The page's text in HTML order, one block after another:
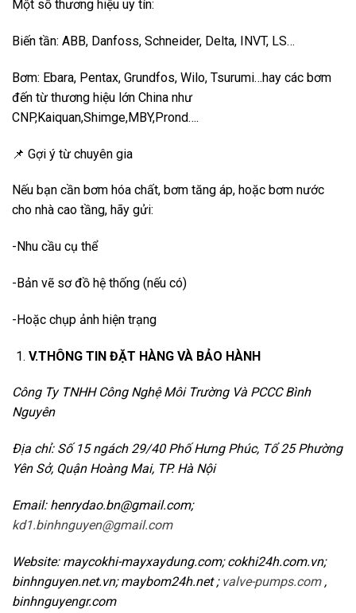
Một số thương hiệu uy tín:
Biến tần: ABB, Danfoss, Schneider, Delta, INVT, LS…
Bơm: Ebara, Pentax, Grundfos, Wilo, Tsurumi…hay các bơm
đến từ thương hiệu lớn China như
CNP,Kaiquan,Shimge,MBY,Prond….
📌 Gợi ý từ chuyên gia
Nếu bạn cần bơm hóa chất, bơm tăng áp, hoặc bơm nước
cho nhà cao tầng, hãy gửi:
-Nhu cầu cụ thể
-Bản vẽ sơ đồ hệ thống (nếu có)
-Hoặc chụp ảnh hiện trạng
V.THÔNG TIN ĐẶT HÀNG VÀ BẢO HÀNH
Công Ty TNHH Công Nghệ Môi Trường Và PCCC Bình
Nguyên
Địa chỉ: Số 15 ngách 29/40 Phố Hưng Phúc, Tổ 25 Phường
Yên Sở, Quận Hoàng Mai, TP. Hà Nội
Email: henrydao.bn@gmail.com;
kd1.binhnguyen@gmail.com
Website: maycokhi-mayxaydung.com; cokhi24h.com.vn;
binhnguyen.net.vn; maybom24h.net ; valve-pumps.com,
binhnguyengr.com